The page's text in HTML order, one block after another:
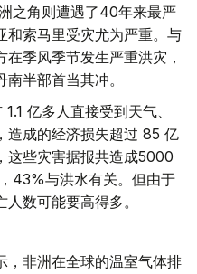
之角则遭遇了40年来最严
和索马里受灾尤为严重。与
季风季节发生严重洪灾，
半部首当其冲。
亿多人直接受到天气、
造成的经济损失超过 85 亿
这些灾害据报共造成5000
43%与洪水有关。但由于
数可能要高得多。
，非洲在全球的温室气体排